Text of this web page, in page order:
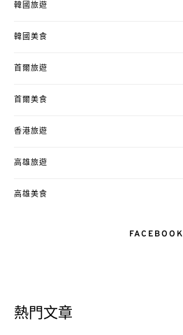
韓國旅遊
韓國美食
首爾旅遊
首爾美食
香港旅遊
高雄旅遊
高雄美食
FACEBOOK
熱門文章